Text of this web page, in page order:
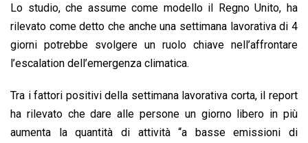
Lo studio, che assume come modello il Regno Unito, ha
rilevato come detto che anche una settimana lavorativa di 4
giorni potrebbe svolgere un ruolo chiave nell’affrontare
l’escalation dell’emergenza climatica.
Tra i fattori positivi della settimana lavorativa corta, il report
ha rilevato che dare alle persone un giorno libero in più
aumenta la quantità di attività “a basse emissioni di